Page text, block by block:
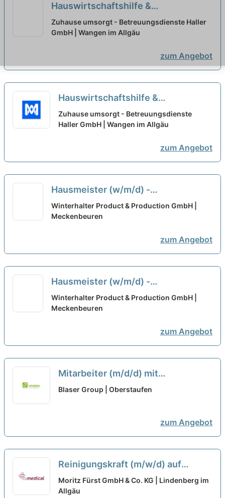
Hauswirtschaftshilfe &
Betreuungskraft Senioren (m/w/d)
Teilzeit/Minijob - Wangen im Allgäu
Zuhause umsorgt - Betreuungsdienste Haller
GmbH | Wangen im Allgäu
zum Angebot
Hauswirtschaftshilfe &
Betreuungskraft Senioren (m/w/d)
— Teilzeit/Minijob - Wangen im
Zuhause umsorgt - Betreuungsdienste
Haller GmbH | Wangen im Allgäu
zum Angebot
Hausmeister (w/m/d) -
Meckenbeuren am Bodensee
(Minijob) neu
Winterhalter Product & Production GmbH |
Meckenbeuren
zum Angebot
Hausmeister (w/m/d) -
Meckenbeuren am Bodensee
(Minijob) neu
Winterhalter Product & Production GmbH |
Meckenbeuren
zum Angebot
Mitarbeiter (m/d/d) mit
handwerklichem Geschick für
Blaser Group | Oberstaufen
zum Angebot
Reinigungskraft (m/w/d) auf
Minijob-Basis ab 16:00 Uhr, 7,5 Std.
/ Woche
Moritz Fürst GmbH & Co. KG | Lindenberg im
Allgäu